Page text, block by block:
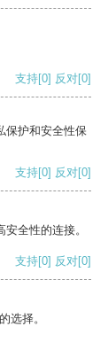
支持[0] 反对[0]
保护和安全性保
支持[0] 反对[0]
全性的连接。
支持[0] 反对[0]
选择。